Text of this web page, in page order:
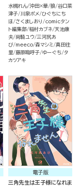
水槻れん 沖田×華 狼 谷口菜
津子 川泉ポメ ひぐちにち
ほ さくましおり
comicタン
ト編集部 稲村カブネ 天池康
夫 尚騎ユウ 三河尻あ
び meeco 森マシミ 真田往
里 藤原嗚呼子 ゆーぐち タ
カツアキ
電子版
三角先生は王子様になれま